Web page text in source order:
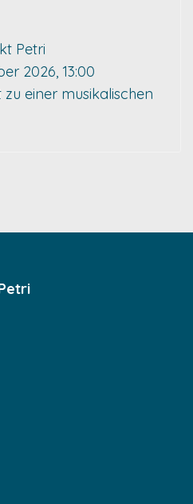
Petri
2026, 13:00
einer musikalischen